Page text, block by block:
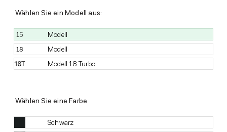
Wählen Sie ein Modell aus:
Modell
Modell
Modell 18 Turbo
Wählen Sie eine Farbe
Schwarz